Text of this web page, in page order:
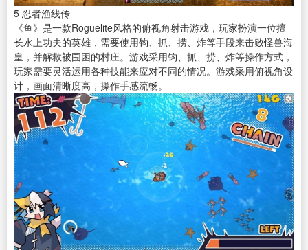
5 忍者渔线传
《鱼》是一款Roguelite风格的俯视角射击游戏，玩家扮演一位擅
长水上功夫的英雄，需要使用钩、抓、捞、炸等手段来击败怪兽海
皇，并解救被围困的村庄。游戏采用钩、抓、捞、炸等操作方式，
玩家需要灵活运用各种技能来应对不同的情况。游戏采用俯视角设
计，画面清晰度高，操作手感流畅。